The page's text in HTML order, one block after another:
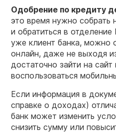
Одобрение по кредиту
это время нужно
и обратиться в
уже клиент банка, можно
онлайн, даже не выходя
достаточно зайти на
воспользоваться
Если информация в
справке о доходах)
банк может изменить
снизить сумму или